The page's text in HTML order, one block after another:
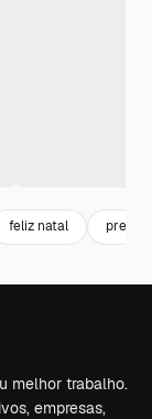
feliz natal
melhor trabalho.
empresas,